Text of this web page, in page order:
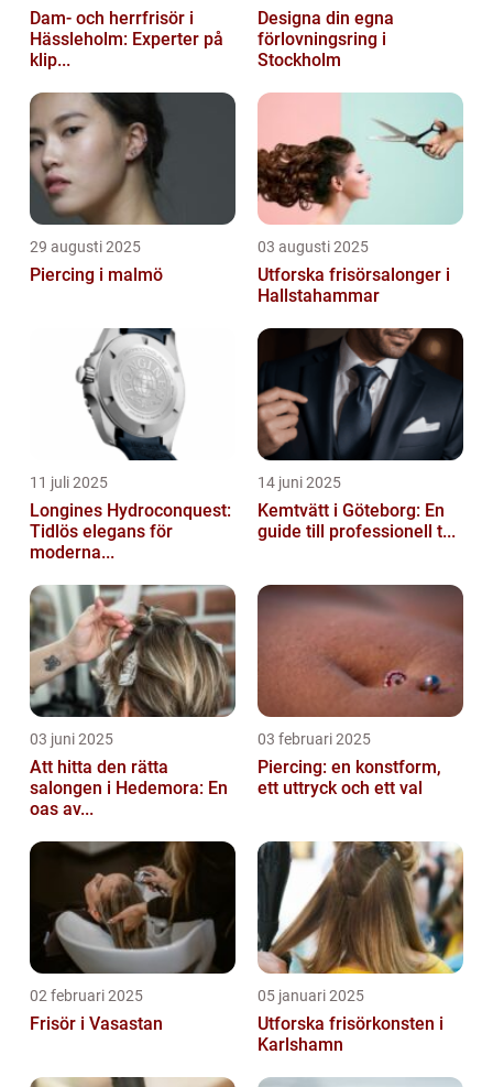
Dam- och herrfrisör i
Hässleholm: Experter på
klip...
Designa din egna
förlovningsring i
Stockholm
29 augusti 2025
Piercing i malmö
03 augusti 2025
Utforska frisörsalonger i
Hallstahammar
11 juli 2025
Longines Hydroconquest:
Tidlös elegans för
moderna...
14 juni 2025
Kemtvätt i Göteborg: En
guide till professionell t...
03 juni 2025
Att hitta den rätta
salongen i Hedemora: En
oas av...
03 februari 2025
Piercing: en konstform,
ett uttryck och ett val
02 februari 2025
Frisör i Vasastan
05 januari 2025
Utforska frisörkonsten i
Karlshamn